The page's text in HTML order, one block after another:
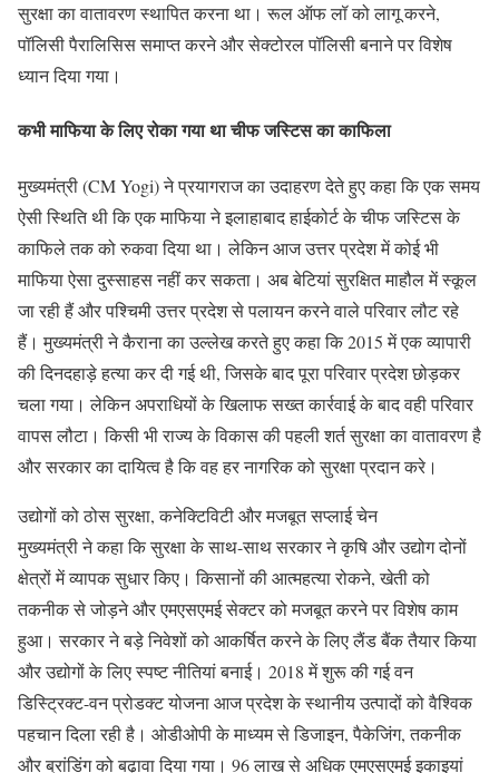
सुरक्षा का वातावरण स्थापित करना था। रूल ऑफ लॉ को लागू करने,
पॉलिसी पैरालिसिस समाप्त करने और सेक्टोरल पॉलिसी बनाने पर विशेष
ध्यान दिया गया।
कभी माफिया के लिए रोका गया था चीफ जस्टिस का काफिला
मुख्यमंत्री (CM Yogi) ने प्रयागराज का उदाहरण देते हुए कहा कि एक समय
ऐसी स्थिति थी कि एक माफिया ने इलाहाबाद हाईकोर्ट के चीफ जस्टिस के
काफिले तक को रुकवा दिया था। लेकिन आज उत्तर प्रदेश में कोई भी
माफिया ऐसा दुस्साहस नहीं कर सकता। अब बेटियां सुरक्षित माहौल में स्कूल
जा रही हैं और पश्चिमी उत्तर प्रदेश से पलायन करने वाले परिवार लौट रहे
हैं। मुख्यमंत्री ने कैराना का उल्लेख करते हुए कहा कि 2015 में एक व्यापारी
की दिनदहाड़े हत्या कर दी गई थी, जिसके बाद पूरा परिवार प्रदेश छोड़कर
चला गया। लेकिन अपराधियों के खिलाफ सख्त कार्रवाई के बाद वही परिवार
वापस लौटा। किसी भी राज्य के विकास की पहली शर्त सुरक्षा का वातावरण है
और सरकार का दायित्व है कि वह हर नागरिक को सुरक्षा प्रदान करे।
उद्योगों को ठोस सुरक्षा, कनेक्टिविटी और मजबूत सप्लाई चेन
मुख्यमंत्री ने कहा कि सुरक्षा के साथ-साथ सरकार ने कृषि और उद्योग दोनों
क्षेत्रों में व्यापक सुधार किए। किसानों की आत्महत्या रोकने, खेती को
तकनीक से जोड़ने और एमएसएमई सेक्टर को मजबूत करने पर विशेष काम
हुआ। सरकार ने बड़े निवेशों को आकर्षित करने के लिए लैंड बैंक तैयार किया
और उद्योगों के लिए स्पष्ट नीतियां बनाई। 2018 में शुरू की गई वन
डिस्ट्रिक्ट-वन प्रोडक्ट योजना आज प्रदेश के स्थानीय उत्पादों को वैश्विक
पहचान दिला रही है। ओडीओपी के माध्यम से डिजाइन, पैकेजिंग, तकनीक
और ब्रांडिंग को बढ़ावा दिया गया। 96 लाख से अधिक एमएसएमई इकाइयां